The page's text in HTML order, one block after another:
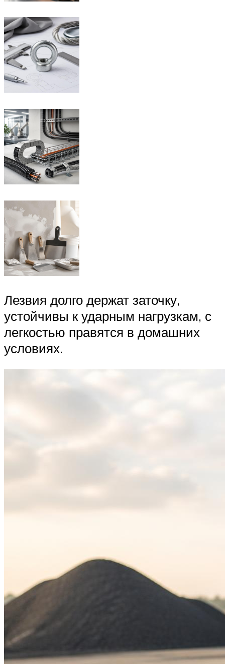
Лезвия долго держат заточку,
устойчивы к ударным нагрузкам, с
легкостью правятся в домашних
условиях.